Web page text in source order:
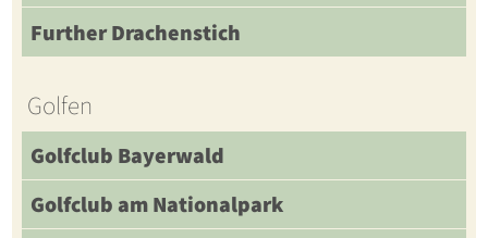
Further Drachenstich
Golfen
Golfclub Bayerwald
Golfclub am Nationalpark